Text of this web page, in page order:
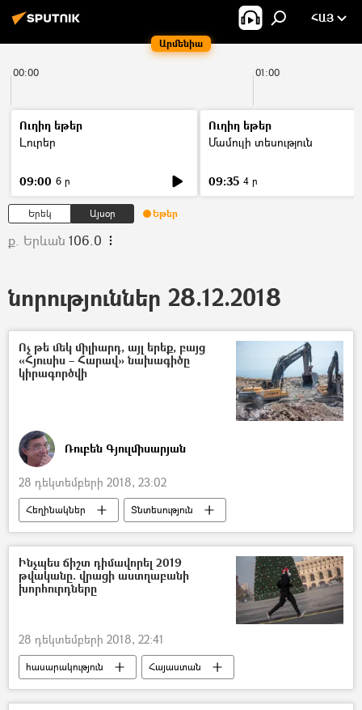
Արմենիա
ՀԱՅ
00:00 01:00
Ուղիղ եթեր
Լուրեր
09:00 6 ր
Ուղիղ եթեր
Մամուլի տեսություն
09:35 4 ր
Երեկ Այսօր Եթեր
ք. Երևան 106.0
նորություններ 28.12.2018
Ոչ թե մեկ միլիարդ, այլ երեք, բայց
«Հյուսիս – Հարավ» նախագիծը
կիրագործվի
Ռուբեն Գյուլմիսարյան
28 դեկտեմբերի 2018, 23:02
Հեղինակներ
Տնտեսություն
Հայաստան
Ինչպես ճիշտ դիմավորել 2019
թվականը. վրացի աստղաբանի
խորհուրդները
28 դեկտեմբերի 2018, 22:41
հասարակություն Հայաստան